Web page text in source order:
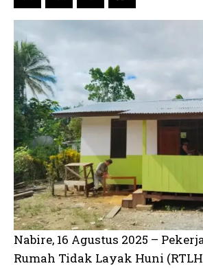
Nabire, 16 Agustus 2025 –
Rumah Tidak Layak Huni